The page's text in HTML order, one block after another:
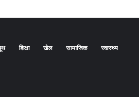
का चयन : रेखा आर्या
शिक्षा खेल सामाजिक स्वास्थ्य